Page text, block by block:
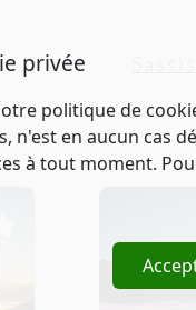
privée
politique de
n'est en aucun cas
à tout moment.